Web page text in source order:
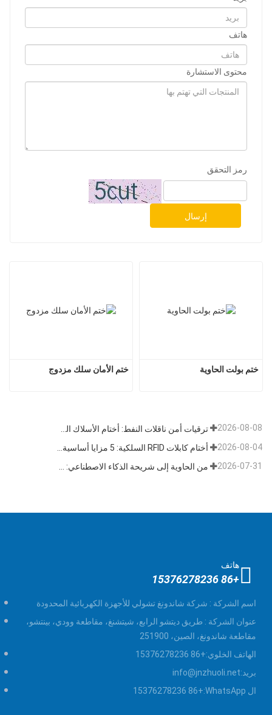
هاتف
محتوى الاستشارة
رمز التحقق
إرسال
ختم الأمان سلك مزدوج ختم بولت الحاوية
2026-08-08
2026-08-04
من الحاوية إلى شريحة الذكاء الاصطناعي: قطاع "الأختام عالية الأمان" يتبنى فرصة مزدوجة 2026-07-31
هاتف
+86 15376278236
اسم الشركة : شركة شاندونغ تشولي للأجهزة الكهربائية المحدودة
عنوان الشركة : طريق ديتشو الرابع، شيتشنغ، مقاطعة وودي، بينتشو،
مقاطعة شاندونغ، الصين، 251900
الهاتف الخلوي:+86 15376278236
بريد:info@jnzhuoli.net
ال WhatsApp:
+86 15376278236